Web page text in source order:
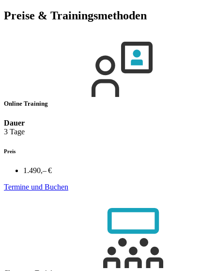
Preise & Trainingsmethoden
Online Training
Dauer
3 Tage
Preis
1.490,– €
Termine und Buchen